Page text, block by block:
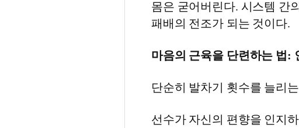
몸은 굳어버린다. 시스템 간
패배의 전조가 되는 것이다.
마음의 근육을 단련하는 법:
단순히 발차기 횟수를 늘리
선수가 자신의 편향을 인지